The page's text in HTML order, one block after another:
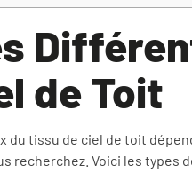
de Toit
du tissu de ciel de toit
recherchez. Voici les types